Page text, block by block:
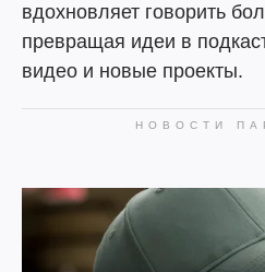
вдохновляет говорить
превращая идеи в
видео и новые проекты.